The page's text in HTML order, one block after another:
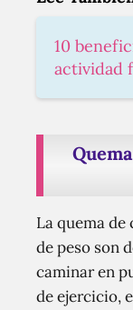
10
actividad
La quema
de peso son
caminar en
de ejercicio,